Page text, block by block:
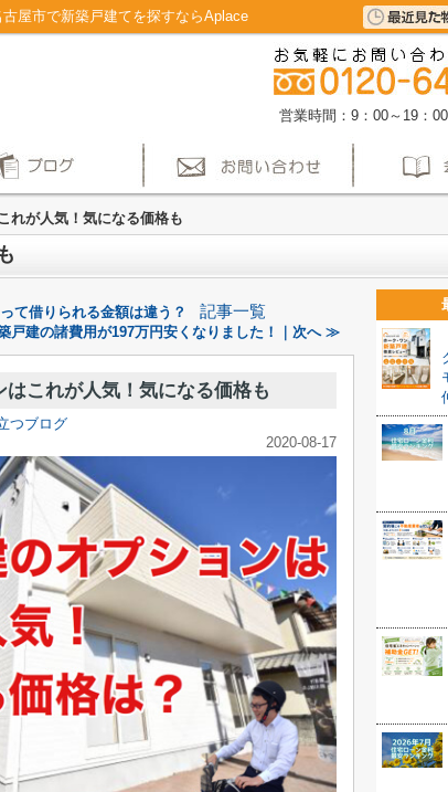
屋市で新築戸建てを探すならAplace
営業時間：9：00～19：00
れが人気！気になる価格も
て借りられる金額は違う？ 記事一覧
戸建の諸費用が197万円安くなりました！｜次へ ≫
これが人気！気になる価格も
つブログ
2020-08-17